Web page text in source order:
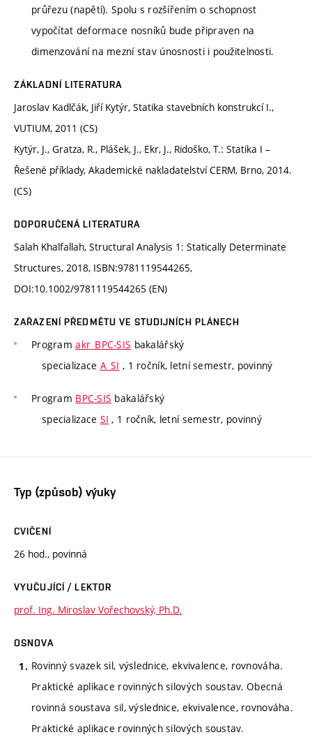
průřezu (napětí). Spolu s rozšířením o schopnost
vypočítat deformace nosníků bude připraven na
dimenzování na mezní stav únosnosti i použitelnosti.
ZÁKLADNÍ LITERATURA
Jaroslav Kadlčák, Jiří Kytýr, Statika stavebních konstrukcí I.,
VUTIUM, 2011 (CS)
Kytýr, J., Gratza, R., Plášek, J., Ekr, J., Ridoško, T.: Statika I –
Řešené příklady, Akademické nakladatelství CERM, Brno, 2014.
(CS)
DOPORUČENÁ LITERATURA
Salah Khalfallah, Structural Analysis 1: Statically Determinate
Structures, 2018, ISBN:9781119544265,
DOI:10.1002/9781119544265 (EN)
ZAŘAZENÍ PŘEDMĚTU VE STUDIJNÍCH PLÁNECH
Programakr_BPC-SIS bakalářský
specializace A_SI , 1 ročník, letní semestr, povinný
Program BPC-SIS bakalářský
specializace SI , 1 ročník, letní semestr, povinný
Typ (způsob) výuky
CVIČENÍ
26 hod., povinná
VYUČUJÍCÍ / LEKTOR
prof. Ing. Miroslav Vořechovský, Ph.D.
OSNOVA
Rovinný svazek sil, výslednice, ekvivalence, rovnováha.
Praktické aplikace rovinných silových soustav. Obecná
rovinná soustava sil, výslednice, ekvivalence, rovnováha.
Praktické aplikace rovinných silových soustav.